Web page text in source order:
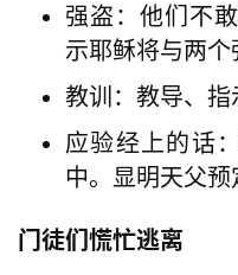
强盗：他们不
示耶稣将与两个
教训：教导、指
应验经上的话
中。显明天父预
门徒们慌忙逃离